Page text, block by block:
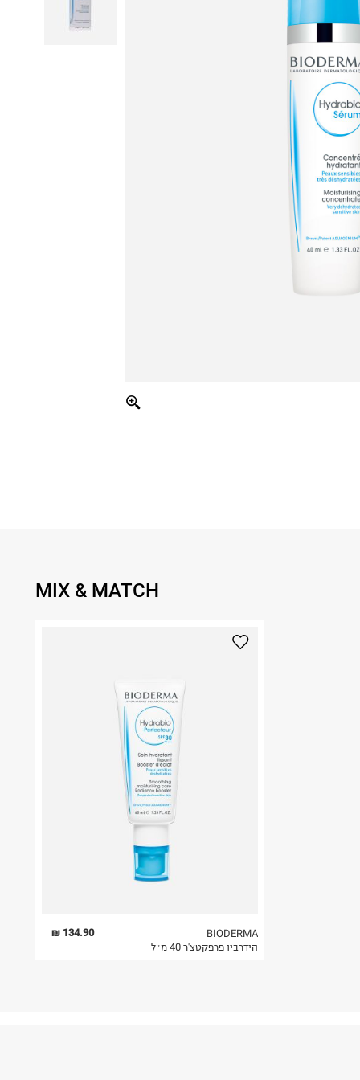
MIX & MATCH
134.90 ₪
BIODERMA
הידרביו פרפקטצ'ר 40 מ״ל